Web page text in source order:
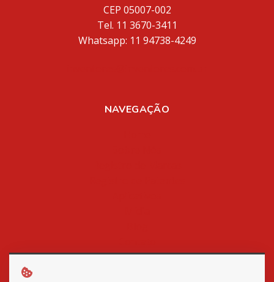
CEP 05007-002
Tel. 11 3670-3411
Whatsapp: 11 94738-4249
NAVEGAÇÃO
Política de Privacidade